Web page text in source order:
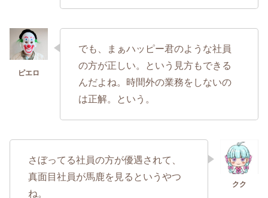
でも、まぁハッピー君のような社員
の方が正しい。という見方もできる
んだよね。時間外の業務をしないの
は正解。という。
さぼってる社員の方が優遇されて、
真面目社員が馬鹿を見るというやつ
ね。